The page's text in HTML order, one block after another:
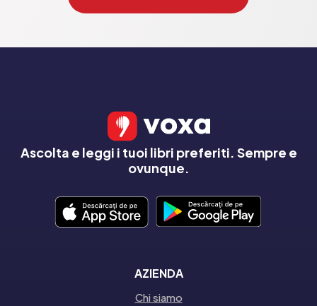
Ascolta e leggi i tuoi libri preferiti. Sempre e
ovunque.
AZIENDA
Chi siamo